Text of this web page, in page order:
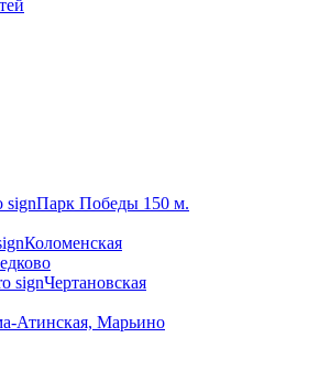
Парк Победы 150 м.
Коломенская
Чертановская
Атинская, Марьино